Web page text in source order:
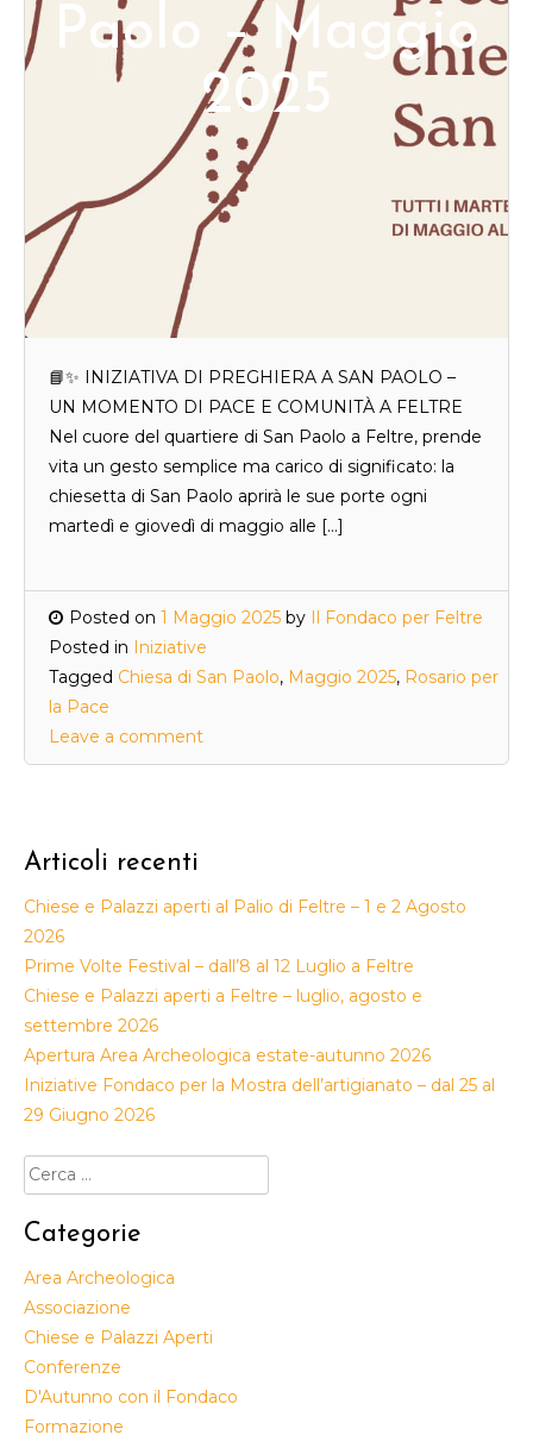
Paolo – Maggio
2025
📘✨ INIZIATIVA DI PREGHIERA A SAN PAOLO –
UN MOMENTO DI PACE E COMUNITÀ A FELTRE
Nel cuore del quartiere di San Paolo a Feltre, prende
vita un gesto semplice ma carico di significato: la
chiesetta di San Paolo aprirà le sue porte ogni
martedì e giovedì di maggio alle […]
Posted on 1 Maggio 2025 by Il Fondaco per Feltre
Posted in Iniziative
Tagged Chiesa di San Paolo, Maggio 2025, Rosario per
la Pace
Leave a comment
Articoli recenti
Chiese e Palazzi aperti al Palio di Feltre – 1 e 2 Agosto
2026
Prime Volte Festival – dall’8 al 12 Luglio a Feltre
Chiese e Palazzi aperti a Feltre – luglio, agosto e
settembre 2026
Apertura Area Archeologica estate-autunno 2026
Iniziative Fondaco per la Mostra dell’artigianato – dal 25 al
29 Giugno 2026
Ricerca
per:
Categorie
Area Archeologica
Associazione
Chiese e Palazzi Aperti
Conferenze
D'Autunno con il Fondaco
Formazione